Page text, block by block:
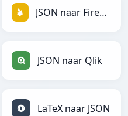
JSON naar Firebase
JSON naar Qlik
LaTeX naar JSON